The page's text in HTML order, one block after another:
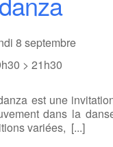
8 septembre
> 21h30
est une
dans la
variées, [...]